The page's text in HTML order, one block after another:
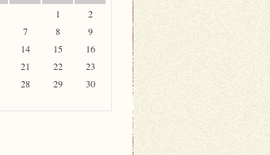
1
2
7 8
9
14 15
16
21 22
23
28 29
30